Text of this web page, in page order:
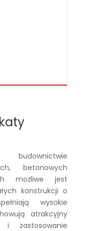
betonowych
możliwe jest
konstrukcji o
wysokie
atrakcyjny
i zastosowanie